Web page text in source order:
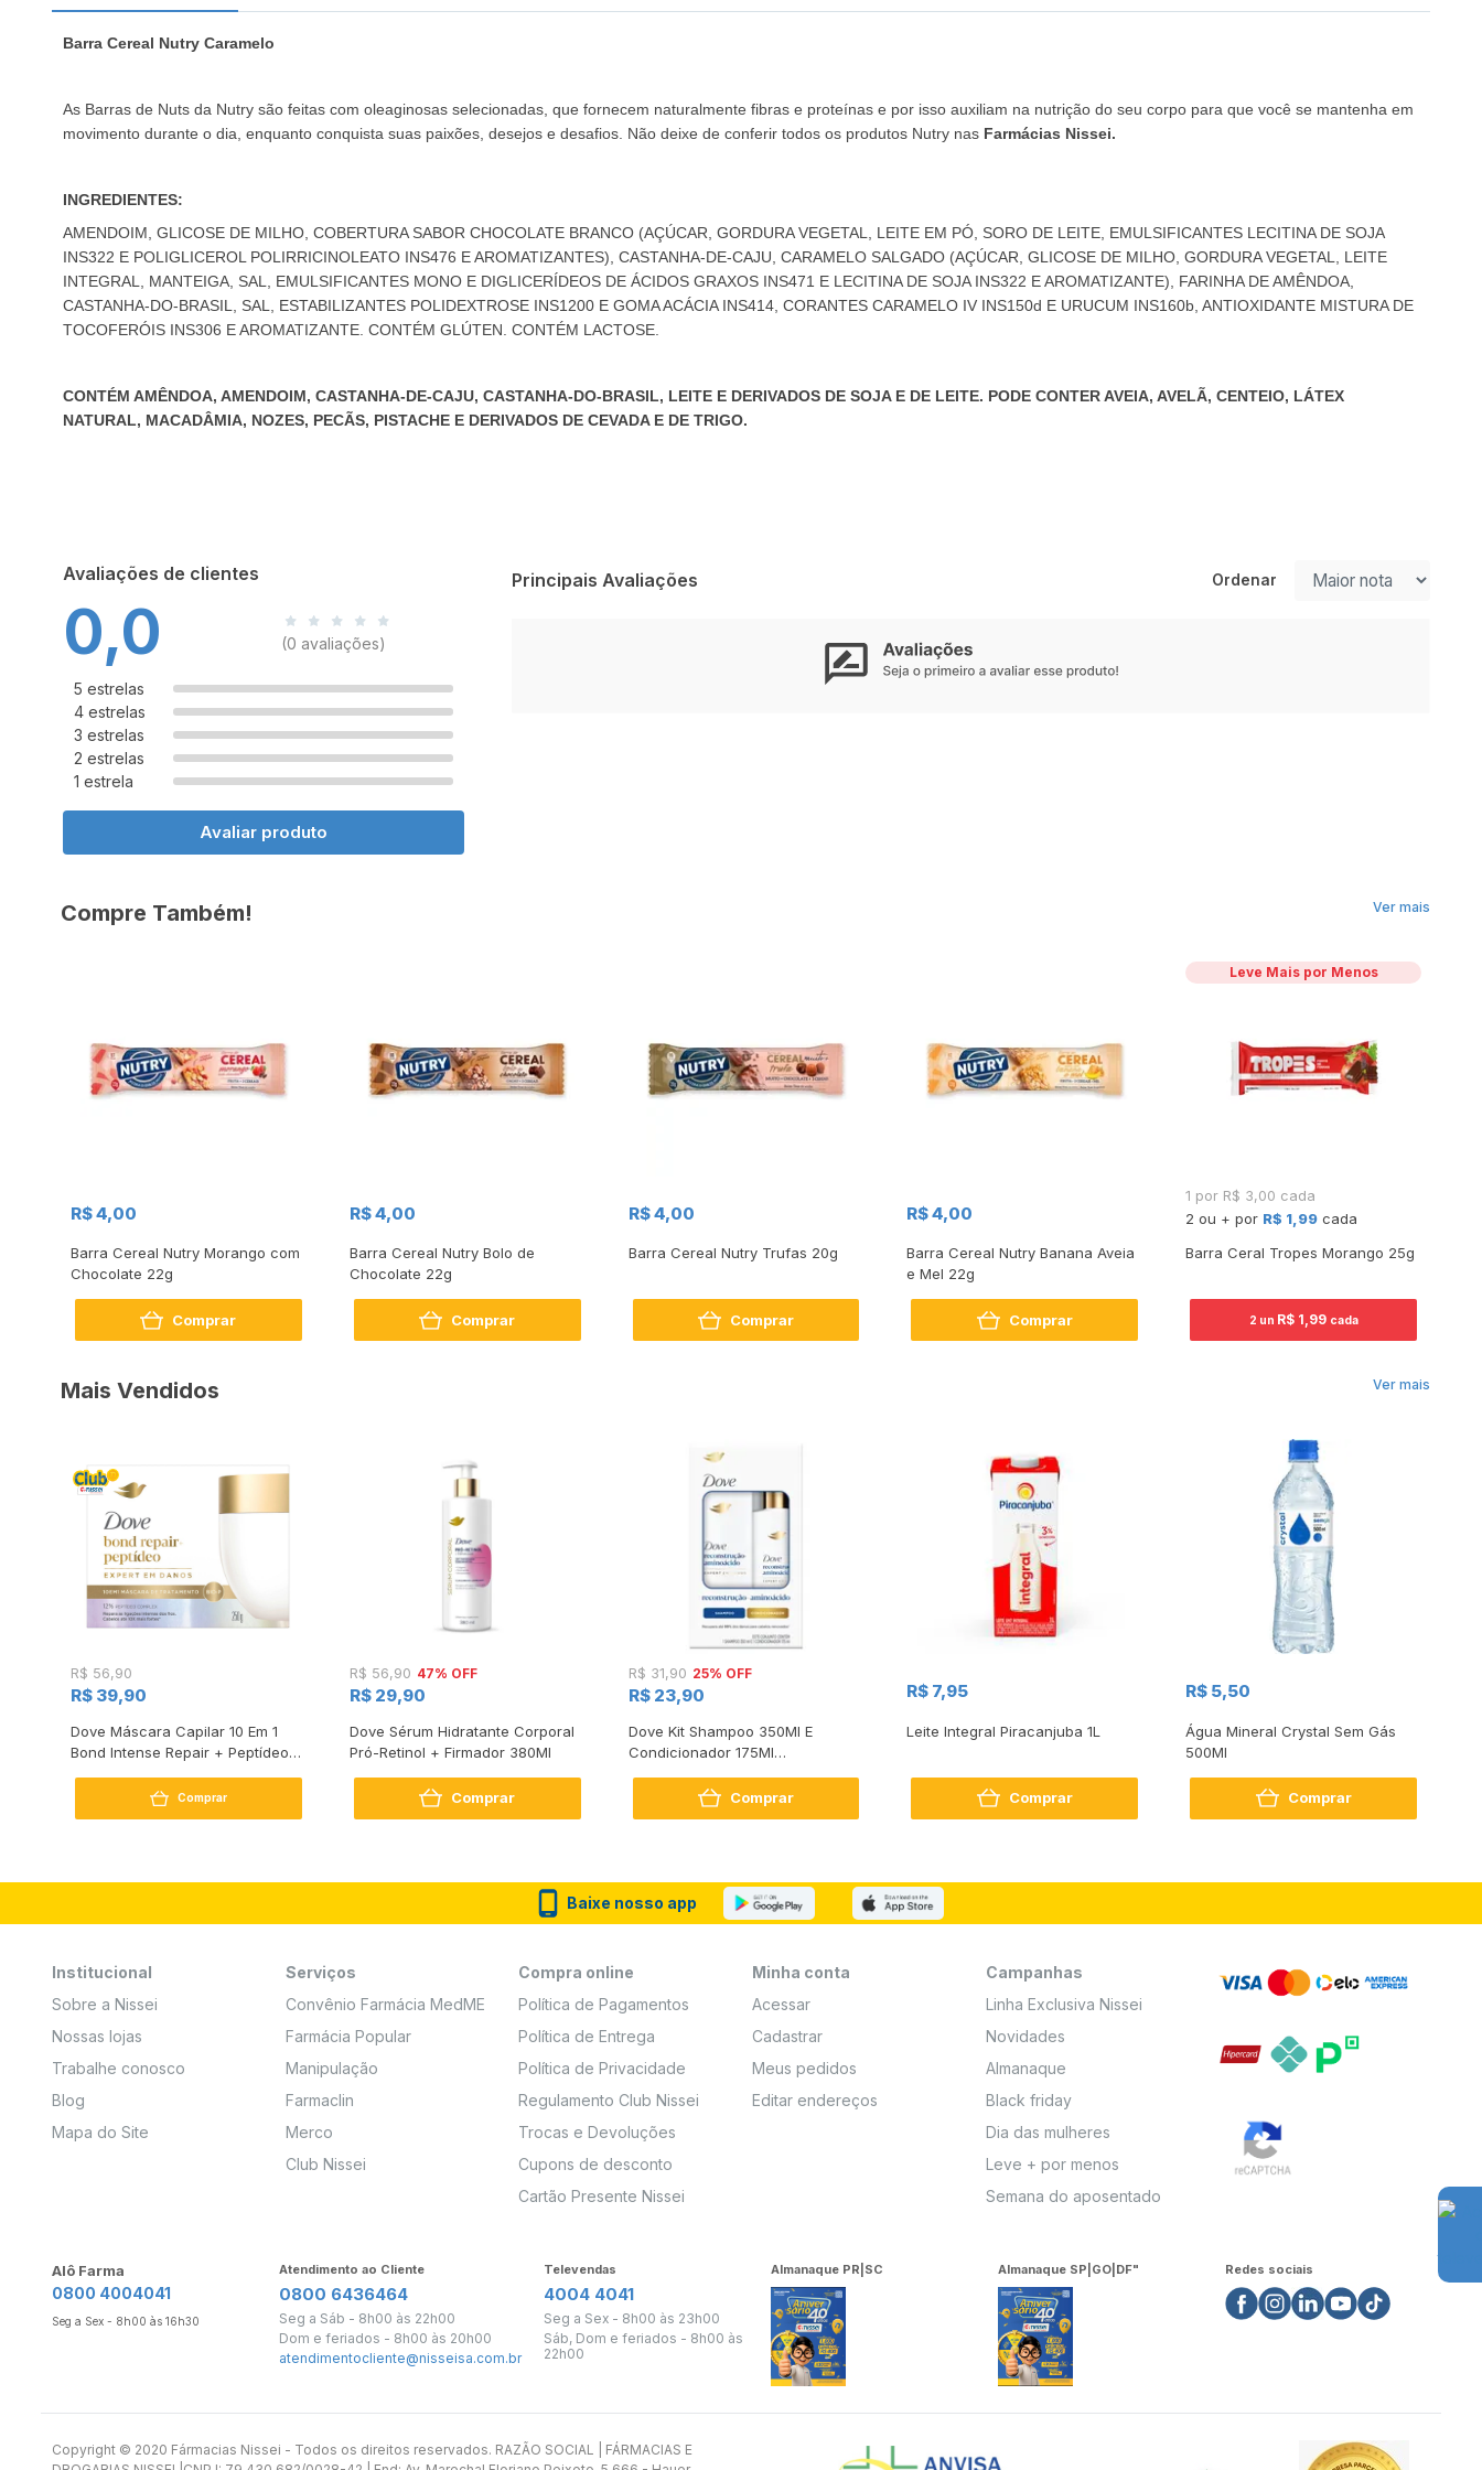
Barra Cereal Nutry Caramelo
As Barras de Nuts da Nutry são feitas com oleaginosas selecionadas, que fornecem naturalmente fibras e proteínas e por isso auxiliam na nutrição do seu corpo para que você se mantenha em
movimento durante o dia, enquanto conquista suas paixões, desejos e desafios. Não deixe de conferir todos os produtos Nutry nas Farmácias Nissei.
INGREDIENTES:
AMENDOIM, GLICOSE DE MILHO, COBERTURA SABOR CHOCOLATE BRANCO (AÇÚCAR, GORDURA VEGETAL, LEITE EM PÓ, SORO DE LEITE, EMULSIFICANTES LECITINA DE SOJA
INS322 E POLIGLICEROL POLIRRICINOLEATO INS476 E AROMATIZANTES), CASTANHA-DE-CAJU, CARAMELO SALGADO (AÇÚCAR, GLICOSE DE MILHO, GORDURA VEGETAL, LEITE
INTEGRAL, MANTEIGA, SAL, EMULSIFICANTES MONO E DIGLICERÍDEOS DE ÁCIDOS GRAXOS INS471 E LECITINA DE SOJA INS322 E AROMATIZANTE), FARINHA DE AMÊNDOA,
CASTANHA-DO-BRASIL, SAL, ESTABILIZANTES POLIDEXTROSE INS1200 E GOMA ACÁCIA INS414, CORANTES CARAMELO IV INS150d E URUCUM INS160b, ANTIOXIDANTE MISTURA DE
TOCOFERÓIS INS306 E AROMATIZANTE. CONTÉM GLÚTEN. CONTÉM LACTOSE.
CONTÉM AMÊNDOA, AMENDOIM, CASTANHA-DE-CAJU, CASTANHA-DO-BRASIL, LEITE E DERIVADOS DE SOJA E DE LEITE. PODE CONTER AVEIA, AVELÃ, CENTEIO, LÁTEX
NATURAL, MACADÂMIA, NOZES, PECÃS, PISTACHE E DERIVADOS DE CEVADA E DE TRIGO.
Avaliações de clientes
0,0 (0 avaliações)
5 estrelas
4 estrelas
3 estrelas
2 estrelas
1 estrela
Avaliar produto
Principais Avaliações Ordenar
Ver mais
Compre Também!
R$ 4,00
Barra Cereal Nutry Morango com
Chocolate 22g
Comprar
R$ 4,00
Barra Cereal Nutry Bolo de
Chocolate 22g
Comprar
R$ 4,00
Barra Cereal Nutry Trufas 20g
Comprar
R$ 4,00
Barra Cereal Nutry Banana Aveia
e Mel 22g
Comprar
Leve Mais por Menos
1 por R$ 3,00 cada
2 ou + por R$ 1,99 cada
Barra Ceral Tropes Morango 25g
2 un R$ 1,99 cada
Ver mais
Mais Vendidos
R$ 56,90
R$ 39,90
Dove Máscara Capilar 10 Em 1
Bond Intense Repair + Peptídeo
Comprar
R$ 56,90 47% OFF
R$ 29,90
Dove Sérum Hidratante Corporal
Pró-Retinol + Firmador 380Ml
Comprar
R$ 31,90 25% OFF
R$ 23,90
Dove Kit Shampoo 350Ml E
Condicionador 175Ml
Comprar
R$ 7,95
Leite Integral Piracanjuba 1L
Comprar
R$ 5,50
Água Mineral Crystal Sem Gás
500Ml
Comprar
Baixe nosso app
Institucional
Sobre a Nissei
Nossas lojas
Trabalhe conosco
Blog
Mapa do Site
Serviços
Convênio Farmácia MedME
Farmácia Popular
Manipulação
Farmaclin
Merco
Club Nissei
Compra online
Política de Pagamentos
Política de Entrega
Política de Privacidade
Regulamento Club Nissei
Trocas e Devoluções
Cupons de desconto
Cartão Presente Nissei
Minha conta
Acessar
Cadastrar
Meus pedidos
Editar endereços
Campanhas
Linha Exclusiva Nissei
Novidades
Almanaque
Black friday
Dia das mulheres
Leve + por menos
Semana do aposentado
Alô Farma
0800 4004041
Seg a Sex - 8h00 às 16h30
Atendimento ao Cliente
0800 6436464
Seg a Sáb - 8h00 às 22h00
Dom e feriados - 8h00 às 20h00
atendimentocliente@nisseisa.com.br
Televendas
4004 4041
Seg a Sex - 8h00 às 23h00
Sáb, Dom e feriados - 8h00 às
22h00
Almanaque PR|SC Almanaque SP|GO|DF" Redes sociais
Copyright ©️ 2020 Fármacias Nissei - Todos os direitos reservados. RAZÃO SOCIAL | FÁRMACIAS E